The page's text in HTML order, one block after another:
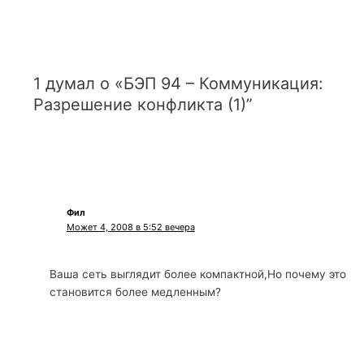
1 думал о «БЭП 94 – Коммуникация:
Разрешение конфликта (1)”
Фил
Может 4, 2008 в 5:52 вечера
Ваша сеть выглядит более компактной,Но почему это
становится более медленным?